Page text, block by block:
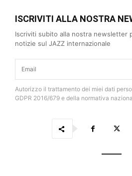
ISCRIVITI ALLA NOSTRA
Iscriviti subito alla nostra newsletter
notizie sul JAZZ internazionale
Autorizzo il trattamento dei miei dati
GDPR 2016/679 e della normativa